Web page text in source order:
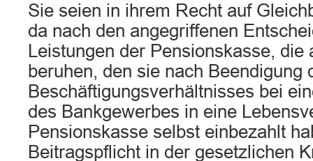
Sie seien in ihrem Recht auf
da nach den angegriffenen
Leistungen der Pensionskasse, die
beruhen, den sie nach Beendigung
Beschäftigungsverhältnisses bei
des Bankgewerbes in eine
Pensionskasse selbst einbezahlt
Beitragspflicht in der gesetzlichen